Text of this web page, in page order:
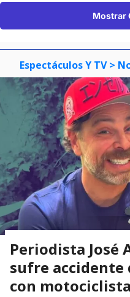
Mostrar
Espectáculos Y TV >
Periodista José
sufre accidente
con motociclista